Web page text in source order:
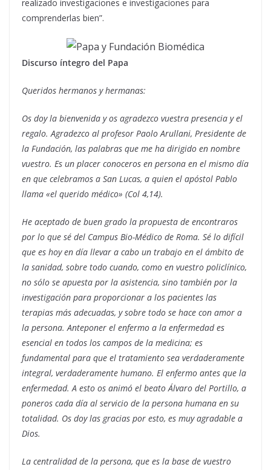
realizado investigaciones e investigaciones para
comprenderlas bien”.
Discurso íntegro del Papa
Queridos hermanos y hermanas:
Os doy la bienvenida y os agradezco vuestra presencia y el
regalo. Agradezco al profesor Paolo Arullani, Presidente de
la Fundación, las palabras que me ha dirigido en nombre
vuestro. Es un placer conoceros en persona en el mismo día
en que celebramos a San Lucas, a quien el apóstol Pablo
llama «el querido médico» (Col 4,14).
He aceptado de buen grado la propuesta de encontraros
por lo que sé del Campus Bio-Médico de Roma. Sé lo difícil
que es hoy en día llevar a cabo un trabajo en el ámbito de
la sanidad, sobre todo cuando, como en vuestro policlínico,
no sólo se apuesta por la asistencia, sino también por la
investigación para proporcionar a los pacientes las
terapias más adecuadas, y sobre todo se hace con amor a
la persona. Anteponer el enfermo a la enfermedad es
esencial en todos los campos de la medicina; es
fundamental para que el tratamiento sea verdaderamente
integral, verdaderamente humano. El enfermo antes que la
enfermedad. A esto os animó el beato Álvaro del Portillo, a
poneros cada día al servicio de la persona humana en su
totalidad. Os doy las gracias por esto, es muy agradable a
Dios.
La centralidad de la persona, que es la base de vuestro